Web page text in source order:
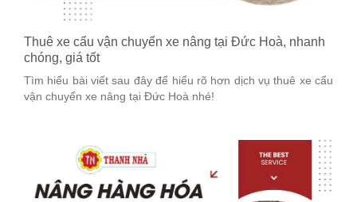
Thuê xe cẩu vận chuyển xe nâng tại Đức Hoà, nhanh
chóng, giá tốt
Tìm hiểu bài viết sau đây để hiểu rõ hơn dịch vụ thuê xe cẩu
vận chuyển xe nâng tại Đức Hoà nhé!